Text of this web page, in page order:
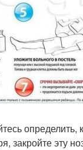
закройте эту